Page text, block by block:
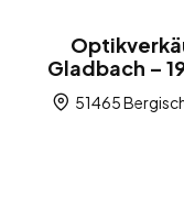
Gladbach –
51465